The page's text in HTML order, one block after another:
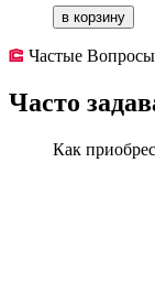
в корзину
Частые Вопросы
Часто
Как